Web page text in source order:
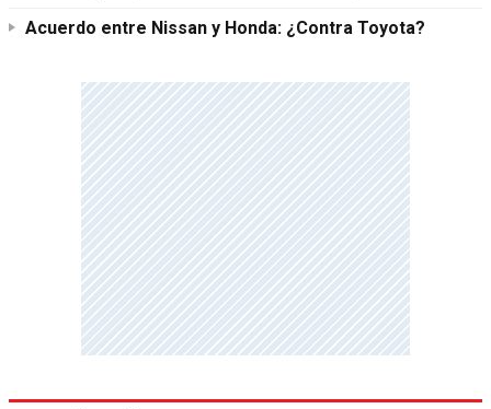
Acuerdo entre Nissan y Honda: ¿Contra Toyota?